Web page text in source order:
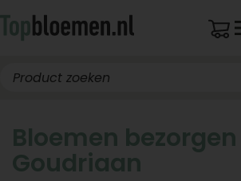
Bloemen bezorgen
Goudriaan